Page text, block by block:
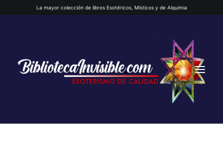
La mayor colección de libros Esotéricos, Místicos y de Alquimia